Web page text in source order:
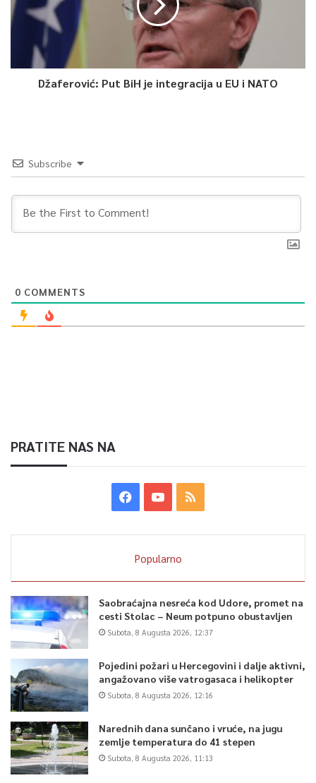
Džaferović: Put BiH je integracija u EU i NATO
Subscribe
0 COMMENTS
PRATITE NAS NA
Popularno
Saobraćajna nesreća kod Udore, promet na
cesti Stolac – Neum potpuno obustavljen
Subota, 8 Augusta 2026, 12:37
Pojedini požari u Hercegovini i dalje aktivni,
angažovano više vatrogasaca i helikopter
Subota, 8 Augusta 2026, 12:16
Narednih dana sunčano i vruće, na jugu
zemlje temperatura do 41 stepen
Subota, 8 Augusta 2026, 11:13